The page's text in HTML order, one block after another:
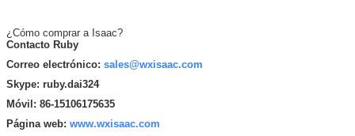
¿Cómo comprar a Isaac?
Contacto Ruby
Correo electrónico: sales@wxisaac.com
Skype: ruby.dai324
Móvil: 86-15106175635
Página web: www.wxisaac.com